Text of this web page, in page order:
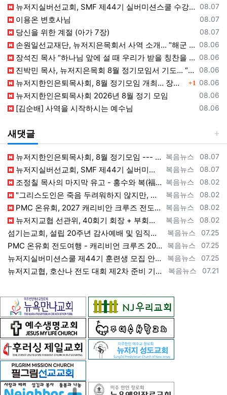
등록일
08.07
뉴저지실버선교회, SMF 제44기 실버미션스쿨 수강생 모집
등록일
08.07
이용온 변호사님
등록일
08.07
당신을 위한 계절 (아가 7장)
등록일
08.06
손원일선교재단, 뉴저지은목회서 사역 소개… “해군 함정마다 예배 공동체 세우는 일에 기도와 협력을”
등록일
08.06
장석진 목사 “하나님 앞에 설 때 우리가 받을 칭찬을 생각하라”
등록일
08.06
진박민 목사, 뉴저지은목회 8월 정기모임서 기도… “은목회 모든 순서 위에 하나님의 영광 나타나게 하소서”
등록일
08.06
뉴저지한인은퇴목사회, 8월 정기모임 개최… 장석진 목사 “우리가 받을 칭찬은?” 설교 댓글
1
등록일
08.06
뉴저지한인은퇴목사회 2026년 8월 정기 모임
등록일
08.06
[김순배] 사역을 시작하시는 예수님
새댓글
등록자
복음뉴스 등록일
08.07
뉴저지한인은퇴목사회, 8월 정기모임 --- "요한처럼 예수님만 높이며 살자" [2026년 8월 7일 금요일 자 뉴욕일보 기사] ==> https…
등록자
복음뉴스 등록일
08.07
뉴저지실버선교회, SMF 제44기 실버미션스쿨 수강생 모집 [2026년 8월 7일 금요일 자 뉴욕일보 기사] ==> https://www.bog…
등록자
복음뉴스 등록일
08.02
조정칠 목사의 마지막 유고 - 홍수와 복(福) 자(字) [2026년 8월 1일 토요일 자 뉴욕일보 기사] ==> https://www.bogeu…
등록자
복음뉴스 등록일
08.02
"그리스도인은 죽음 두려워하지 않지만, 살아 있는 동안 다른 사람의 유익 + 믿음의 진보 위해 살아야" [2026년 7월 31일 금요일 자 뉴욕…
등록자
복음뉴스 등록일
08.02
PMC 온유회, 2027 캐리비안 크루즈 전도여행 참가자 모집 [2026년 7월 31일 금요일 자 뉴욕일보 기사] ==> https://www.…
등록자
복음뉴스 등록일
08.02
뉴저지교협 선관위, 40회기 회장 + 부회장 등록 + 추천 절차 공고 --- 8월 28일 등록 마감, 9월 28일 선거 [2026년 7월 29일…
등록자
복음뉴스 등록일
07.25
섬기는교회, 설립 20주년 감사예배 및 임직식 --- "이제 더 힘차게 창공을 날자" [2026년 7월 25일 토요일 자 뉴욕일보 기사] ==>…
등록자
복음뉴스 등록일
07.25
PMC 온유회 전도여행 - 캐리비언 크루즈 2027 안내 ==> https://www.bogeumnews.com/gnu54/bbs/board.p…
등록자
복음뉴스 등록일
07.25
뉴저지실버미션스쿨 제44기 훈련생 모집 안내 ==> https://www.bogeumnews.com/gnu54/bbs/board.php?bo_t…
등록자
복음뉴스 등록일
07.21
뉴저지교협, 호산나 전도 대회 제2차 준비 기도회 --- "사람이 아니라 하나님께서 일하신다" [2026년 7월 21일 화요일 자 뉴욕일보 기사…